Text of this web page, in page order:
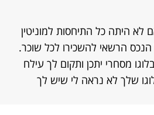
לא היתה כל התיחסות למוניטין
הרשאי להשכירו לכל שוכר.
מסחרי יתכן ותקום לך עילח
שלך לא נראה לי שיש לך